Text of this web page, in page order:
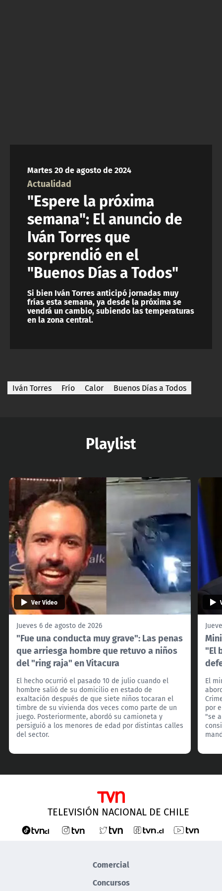
Martes 20 de agosto de 2024
Actualidad
"Espere la próxima
semana": El anuncio de
Iván Torres que
sorprendió en el
"Buenos Días a Todos"
Si bien Iván Torres anticipó jornadas muy
frías esta semana, ya desde la próxima se
vendrá un cambio, subiendo las temperaturas
en la zona central.
Iván Torres Frío Calor Buenos Días a Todos
Playlist
Ver Video
Jueves 6 de agosto de 2026
"Fue una conducta muy grave": Las penas
que arriesga hombre que retuvo a niños
del "ring raja" en Vitacura
El hecho ocurrió el pasado 10 de julio cuando el
hombre salió de su domicilio en estado de
exaltación después de que siete niños tocaran el
timbre de su vivienda dos veces como parte de un
juego. Posteriormente, abordó su camioneta y
persiguió a los menores de edad por distintas calles
del sector.
"El
El
por
"se
TELEVISIÓN NACIONAL DE CHILE
Comercial
Concursos